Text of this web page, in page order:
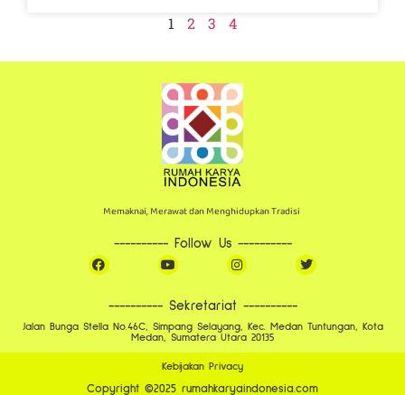
1 2 3 4
Memaknai, Merawat dan Menghidupkan Tradisi
---------- Follow Us ----------​
---------- Sekretariat ----------​
Jalan Bunga Stella No.46C, Simpang Selayang, Kec. Medan Tuntungan, Kota
Medan, Sumatera Utara 20135
Kebijakan Privacy
Copyright ©2025 rumahkaryaindonesia.com